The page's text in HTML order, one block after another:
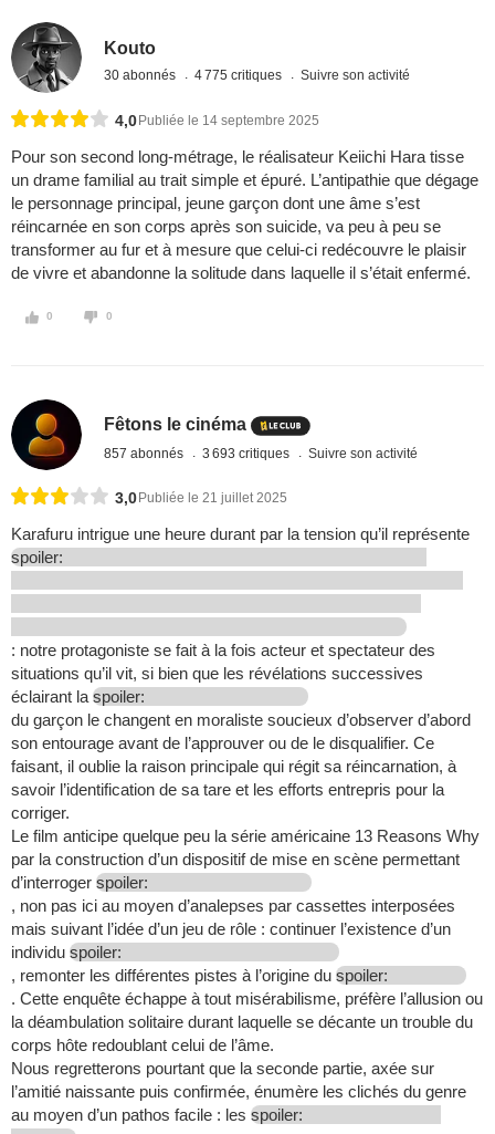
Kouto
30 abonnés 4 775 critiques Suivre son activité
4,0 Publiée le 14 septembre 2025
Pour son second long-métrage, le réalisateur Keiichi Hara tisse
un drame familial au trait simple et épuré. L’antipathie que dégage
le personnage principal, jeune garçon dont une âme s’est
réincarnée en son corps après son suicide, va peu à peu se
transformer au fur et à mesure que celui-ci redécouvre le plaisir
de vivre et abandonne la solitude dans laquelle il s’était enfermé.
0 0
Fêtons le cinéma
857 abonnés 3 693 critiques Suivre son activité
3,0 Publiée le 21 juillet 2025
Karafuru intrigue une heure durant par la tension qu’il représente
spoiler:
: notre protagoniste se fait à la fois acteur et spectateur des
situations qu’il vit, si bien que les révélations successives
éclairant la spoiler:
du garçon le changent en moraliste soucieux d’observer d’abord
son entourage avant de l’approuver ou de le disqualifier. Ce
faisant, il oublie la raison principale qui régit sa réincarnation, à
savoir l’identification de sa tare et les efforts entrepris pour la
corriger.
Le film anticipe quelque peu la série américaine 13 Reasons Why
par la construction d’un dispositif de mise en scène permettant
d’interroger spoiler:
, non pas ici au moyen d’analepses par cassettes interposées
mais suivant l’idée d’un jeu de rôle : continuer l’existence d’un
individu spoiler:
, remonter les différentes pistes à l’origine du spoiler:
. Cette enquête échappe à tout misérabilisme, préfère l’allusion ou
la déambulation solitaire durant laquelle se décante un trouble du
corps hôte redoublant celui de l’âme.
Nous regretterons pourtant que la seconde partie, axée sur
l’amitié naissante puis confirmée, énumère les clichés du genre
au moyen d’un pathos facile : les spoiler: